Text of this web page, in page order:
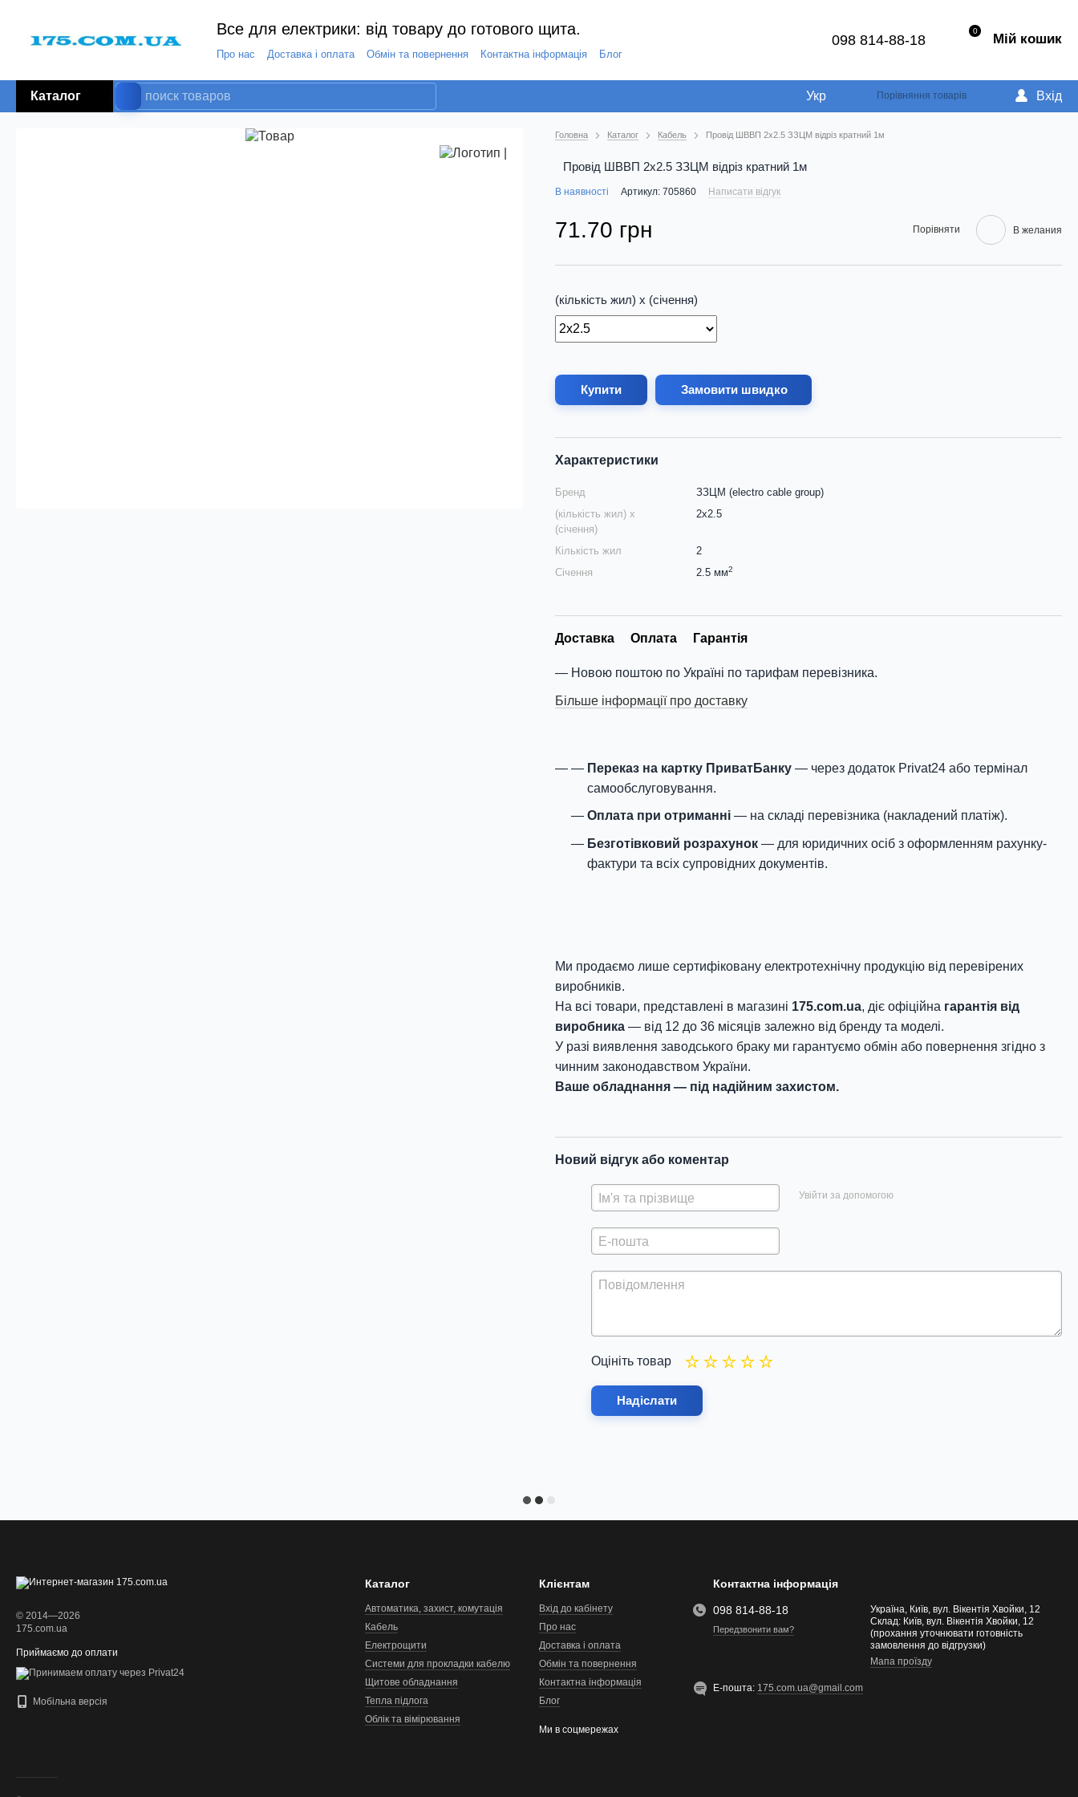
Все для електрики: від товару до готового щита.
Про нас Доставка і оплата Обмін та повернення Контактна інформація Блог
098 814-88-18
0 Мій кошик
Каталог Укр Порівняння товарів Вхід
Головна Каталог Кабель Провід ШВВП 2х2.5 ЗЗЦМ відріз кратний 1м
Провід ШВВП 2х2.5 ЗЗЦМ відріз кратний 1м
В наявності Артикул: 705860 Написати відгук
71.70 грн Порівняти В желания
(кількість жил) х (січення)
Купити Замовити швидко
Характеристики
Бренд
ЗЗЦМ (electro cable group)
(кількість жил) х
(січення)
2х2.5
Кількість жил
2
Січення
2.5 мм2
Доставка Оплата Гарантія
Новою поштою по Україні по тарифам перевізника.
Більше інформації про доставку
Переказ на картку ПриватБанку — через додаток Privat24 або термінал
самообслуговування.
Оплата при отриманні — на складі перевізника (накладений платіж).
Безготівковий розрахунок — для юридичних осіб з оформленням рахунку-
фактури та всіх супровідних документів.
Ми продаємо лише сертифіковану електротехнічну продукцію від перевірених
виробників.
На всі товари, представлені в магазині 175.com.ua, діє офіційна гарантія від
виробника — від 12 до 36 місяців залежно від бренду та моделі.
У разі виявлення заводського браку ми гарантуємо обмін або повернення згідно з
чинним законодавством України.
Ваше обладнання — під надійним захистом.
Новий відгук або коментар
Увійти за допомогою
Оцініть товар
Надіслати
© 2014—2026
175.com.ua
Приймаємо до оплати
Мобільна версія
Каталог
Автоматика, захист, комутація
Кабель
Електрощити
Системи для прокладки кабелю
Щитове обладнання
Тепла підлога
Облік та вімірювання
Клієнтам
Вхід до кабінету
Про нас
Доставка і оплата
Обмін та повернення
Контактна інформація
Блог
Ми в соцмережах
Контактна інформація
098 814-88-18
Передзвонити вам?
Україна, Київ, вул. Вікентія Хвойки, 12
Склад: Київ, вул. Вікентія Хвойки, 12
(прохання уточнювати готовність
замовлення до відгрузки)
Мапа проїзду
Е-пошта: 175.com.ua@gmail.com